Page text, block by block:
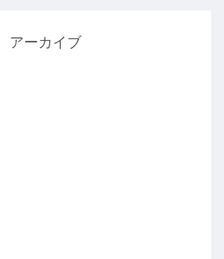
アーカイブ